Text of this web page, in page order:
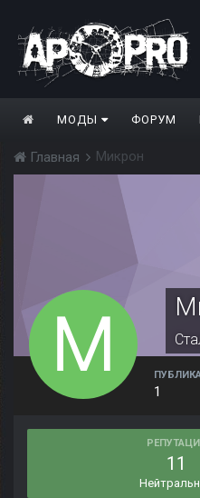
МОДЫ ФОРУМ
Главная Микрон
1
11